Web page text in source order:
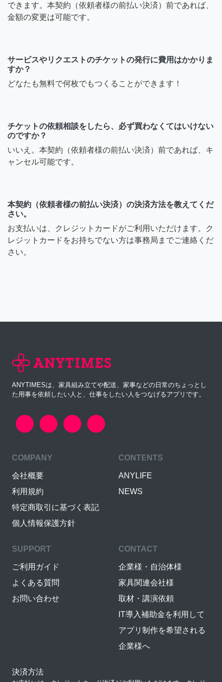
できます。本契約（依頼者様の前払い決済）前であれば、
金額の変更は可能です。
サービスやリクエストのチケットの発行に費用はかかりま
すか？
どなたも無料で何枚でもつくることができます！
チケットの依頼相談をしたら、必ず買わなくてはいけない
のですか？
いいえ。本契約（依頼者様の前払い決済）前であれば、キ
ャンセル可能です。
本契約（依頼者様の前払い決済）の決済方法を教えてくだ
さい。
お支払いは、クレジットカードがご利用いただけます。ク
レジットカードをお持ちでない方は事務局までご連絡くだ
さい。
ANYTIMESは、家具組み立てや配送、家事などの日常のちょっとし
た用事を依頼したい人と、仕事をしたい人をつなげるアプリです。
COMPANY
会社概要
利用規約
特定商取引に基づく表記
個人情報保護方針
CONTENTS
ANYLIFE
NEWS
SUPPORT
ご利用ガイド
よくある質問
お問い合わせ
CONTACT
企業様・自治体様
家具関連会社様
取材・講演依頼
IT導入補助金を利用して
アプリ制作を希望される
企業様へ
決済方法